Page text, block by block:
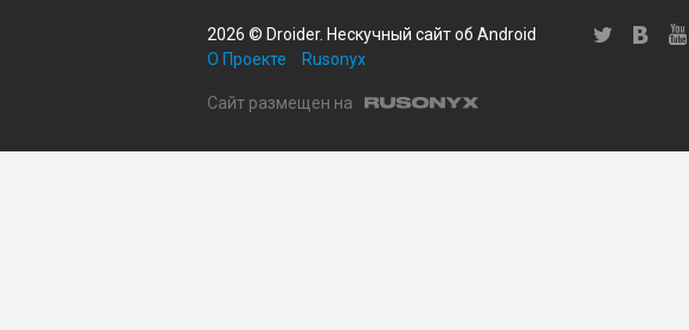
2026 © Droider. Нескучный сайт об Android
О Проекте
Rusonyx
Сайт размещен на